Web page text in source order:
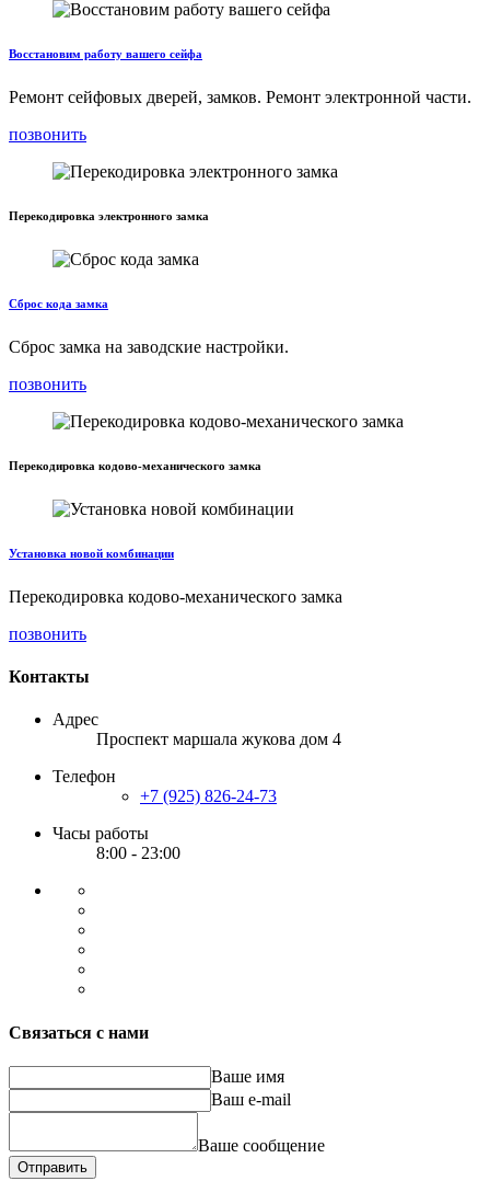
Восстановим работу вашего сейфа
Ремонт сейфовых дверей, замков. Ремонт электронной части.
позвонить
Перекодировка электронного замка
Сброс кода замка
Сброс замка на заводские настройки.
позвонить
Перекодировка кодово-механического замка
Установка новой комбинации
Перекодировка кодово-механического замка
позвонить
Контакты
Адрес
Проспект маршала жукова дом 4
Телефон
+7 (925) 826-24-73
Часы работы
8:00 - 23:00
Связаться с нами
Ваше имя
Ваш e-mail
Ваше сообщение
Отправить